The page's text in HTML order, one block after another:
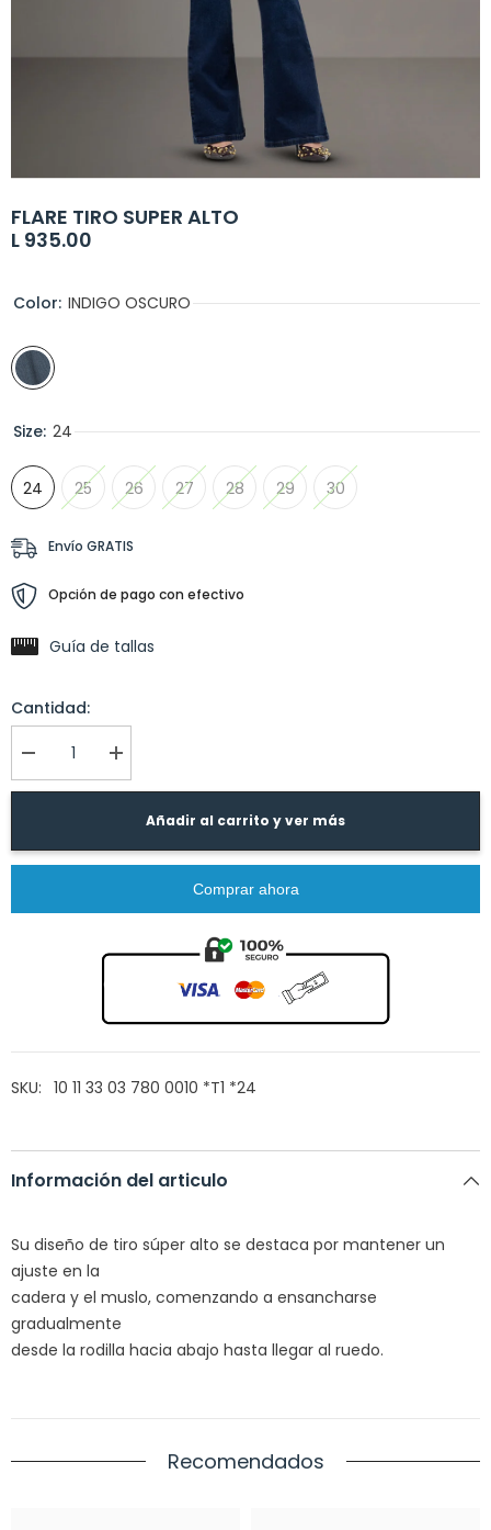
FLARE TIRO SUPER ALTO
L 935.00
Color: INDIGO OSCURO
Size: 24
24 25 26 27 28 29 30
Envío GRATIS
Opción de pago con efectivo
Guía de tallas
Cantidad:
Error:
Missing
for
I18n
Error:
Missing
value
for
producto
Añadir al carrito y ver más
Comprar ahora
SKU: 10 11 33 03 780 0010 *T1 *24
Información del articulo
Su diseño de tiro súper alto se destaca por mantener un
ajuste en la
cadera y el muslo, comenzando a ensancharse
gradualmente
desde la rodilla hacia abajo hasta llegar al ruedo.
Recomendados